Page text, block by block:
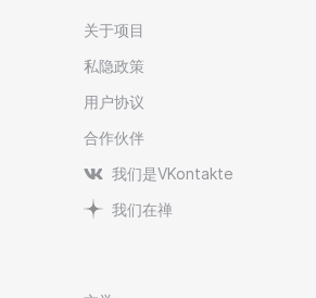
关于项目
私隐政策
用户协议
合作伙伴
我们是VKontakte
我们在禅